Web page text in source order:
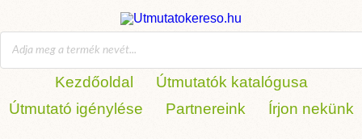
Kezdőoldal
Útmutatók katalógusa
Útmutató igénylése
Partnereink Írjon nekünk